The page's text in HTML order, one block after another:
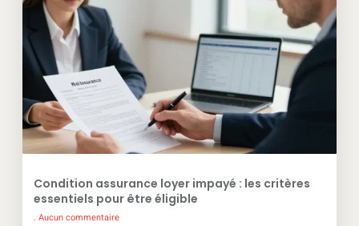
Condition assurance loyer impayé : les critères
essentiels pour être éligible
Aucun commentaire